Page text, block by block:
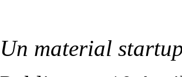
Un material